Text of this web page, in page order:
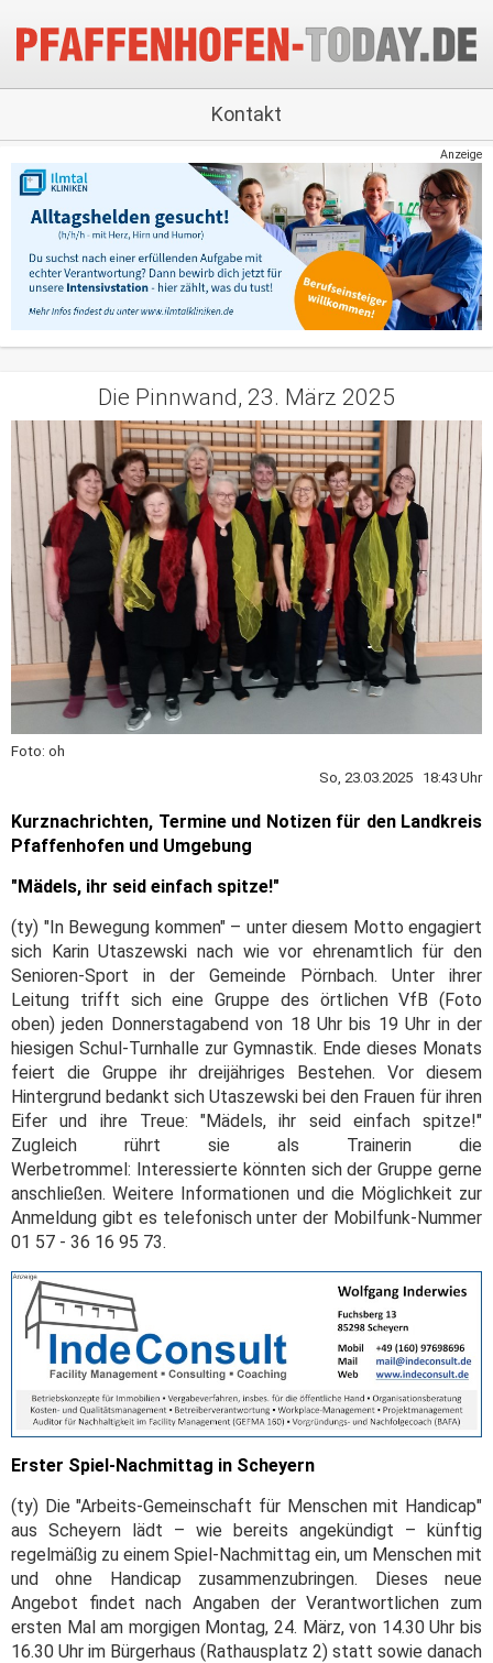
Kontakt
Anzeige
Die Pinnwand, 23. März 2025
Foto: oh
So, 23.03.2025 18:43 Uhr
Kurznachrichten, Termine und Notizen für den Landkreis
Pfaffenhofen und Umgebung
"Mädels, ihr seid einfach spitze!"
(ty) "In Bewegung kommen" – unter diesem Motto engagiert
sich Karin Utaszewski nach wie vor ehrenamtlich für den
Senioren-Sport in der Gemeinde Pörnbach. Unter ihrer
Leitung trifft sich eine Gruppe des örtlichen VfB (Foto
oben) jeden Donnerstagabend von 18 Uhr bis 19 Uhr in der
hiesigen Schul-Turnhalle zur Gymnastik. Ende dieses Monats
feiert die Gruppe ihr dreijähriges Bestehen. Vor diesem
Hintergrund bedankt sich Utaszewski bei den Frauen für ihren
Eifer und ihre Treue: "Mädels, ihr seid einfach spitze!"
Zugleich rührt sie als Trainerin die
Werbetrommel: Interessierte könnten sich der Gruppe gerne
anschließen. Weitere Informationen und die Möglichkeit zur
Anmeldung gibt es telefonisch unter der Mobilfunk-Nummer
01 57 - 36 16 95 73.
Erster Spiel-Nachmittag in Scheyern
(ty) Die "Arbeits-Gemeinschaft für Menschen mit Handicap"
aus Scheyern lädt – wie bereits angekündigt – künftig
regelmäßig zu einem Spiel-Nachmittag ein, um Menschen mit
und ohne Handicap zusammenzubringen. Dieses neue
Angebot findet nach Angaben der Verantwortlichen zum
ersten Mal am morgigen Montag, 24. März, von 14.30 Uhr bis
16.30 Uhr im Bürgerhaus (Rathausplatz 2) statt sowie danach